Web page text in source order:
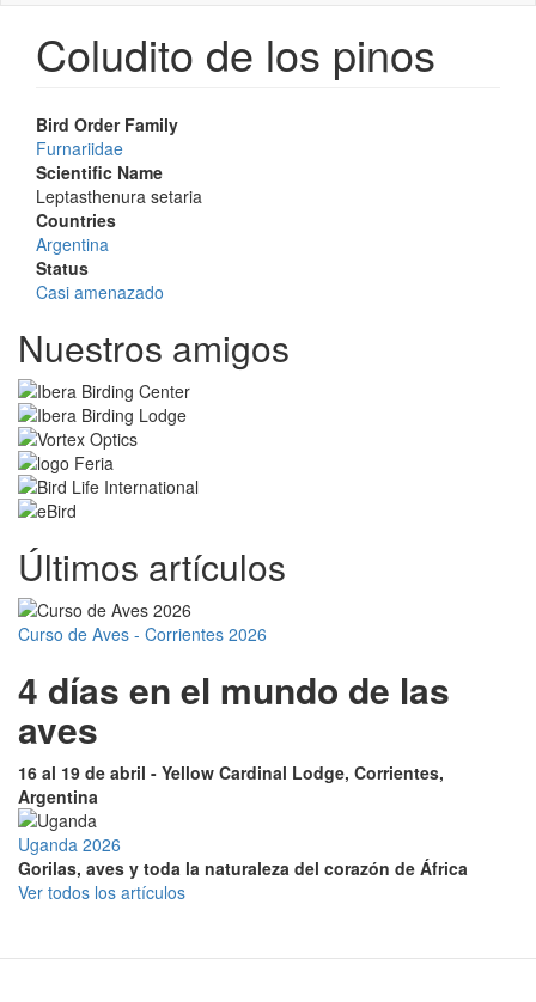
Coludito de los pinos
Bird Order Family
Furnariidae
Scientific Name
Leptasthenura setaria
Countries
Argentina
Status
Casi amenazado
Nuestros amigos
Últimos artículos
Curso de Aves - Corrientes 2026
4 días en el mundo de las
aves
16 al 19 de abril - Yellow Cardinal Lodge, Corrientes,
Argentina
Uganda 2026
Gorilas, aves y toda la naturaleza del corazón de África
Ver todos los artículos